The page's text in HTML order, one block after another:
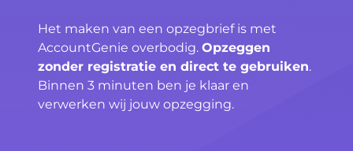
Het maken van een opzegbrief is met
AccountGenie overbodig. Opzeggen
zonder registratie en direct te gebruiken.
Binnen 3 minuten ben je klaar en
verwerken wij jouw opzegging.